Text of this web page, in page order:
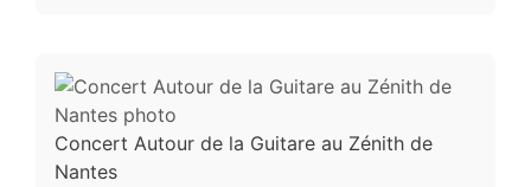
Concert Autour de la Guitare au Zénith de
Nantes